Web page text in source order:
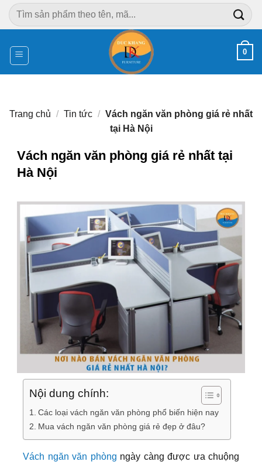
Chuyển
đến
dung
Tìm
kiếm:
0
Trang chủ / Tin tức / Vách ngăn văn phòng giá rẻ nhất
tại Hà Nội
Vách ngăn văn phòng giá rẻ nhất tại
Hà Nội
Nội dung chính:
Các loại vách ngăn văn phòng phổ biến hiện nay
Mua vách ngăn văn phòng giá rẻ đẹp ở đâu?
Vách ngăn văn phòng ngày càng được ưa chuộng